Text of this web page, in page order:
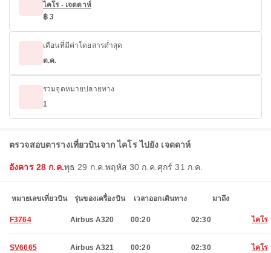
ไคโร - เจดดาห์
฿ 3
เดือนที่มีค่าโดยสารต่ำสุด
ต.ค.
รวมจุดหมายปลายทาง
1
ตรวจสอบตารางเที่ยวบินจาก ไคโร ไปยัง เจดดาห์
อังคาร 28 ก.ค.พุธ 29 ก.ค.พฤหัส 30 ก.ค. ศุกร์ 31 ก.ค.
หมายเลขเที่ยวบิน รุ่นของเครื่องบิน เวลาออกเดินทาง มาถึง
F3764 Airbus A320 00:20 02:30 ไคโร
SV6665 Airbus A321 00:20 02:30 ไคโร